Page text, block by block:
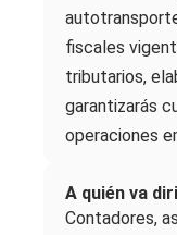
fiscales
tributarios,
garantizarás
operaciones
A quién va
Contadores,